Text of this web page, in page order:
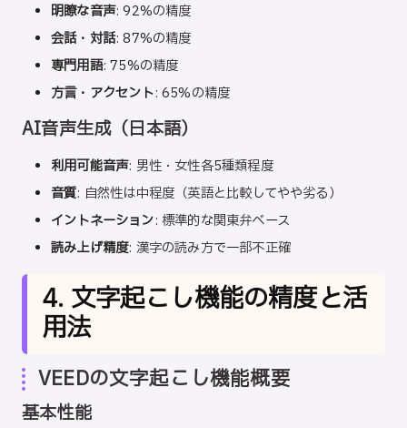
明瞭な音声: 92%の精度
会話・対話: 87%の精度
専門用語: 75%の精度
方言・アクセント: 65%の精度
AI音声生成（日本語）
利用可能音声: 男性・女性各5種類程度
音質: 自然性は中程度（英語と比較してやや劣る）
イントネーション: 標準的な関東弁ベース
読み上げ精度: 漢字の読み方で一部不正確
4. 文字起こし機能の精度と活
用法
VEEDの文字起こし機能概要
基本性能